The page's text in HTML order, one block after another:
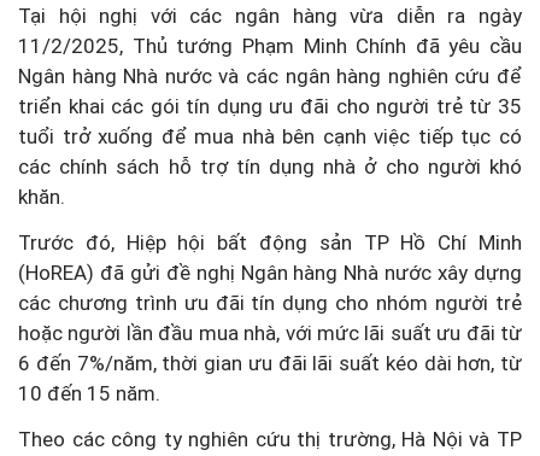
Tại hội nghị với các ngân hàng vừa diễn ra ngày
11/2/2025, Thủ tướng Phạm Minh Chính đã yêu cầu
Ngân hàng Nhà nước và các ngân hàng nghiên cứu để
triển khai các gói tín dụng ưu đãi cho người trẻ từ 35
tuổi trở xuống để mua nhà bên cạnh việc tiếp tục có
các chính sách hỗ trợ tín dụng nhà ở cho người khó
khăn.
Trước đó, Hiệp hội bất động sản TP Hồ Chí Minh
(HoREA) đã gửi đề nghị Ngân hàng Nhà nước xây dựng
các chương trình ưu đãi tín dụng cho nhóm người trẻ
hoặc người lần đầu mua nhà, với mức lãi suất ưu đãi từ
6 đến 7%/năm, thời gian ưu đãi lãi suất kéo dài hơn, từ
10 đến 15 năm.
Theo các công ty nghiên cứu thị trường, Hà Nội và TP